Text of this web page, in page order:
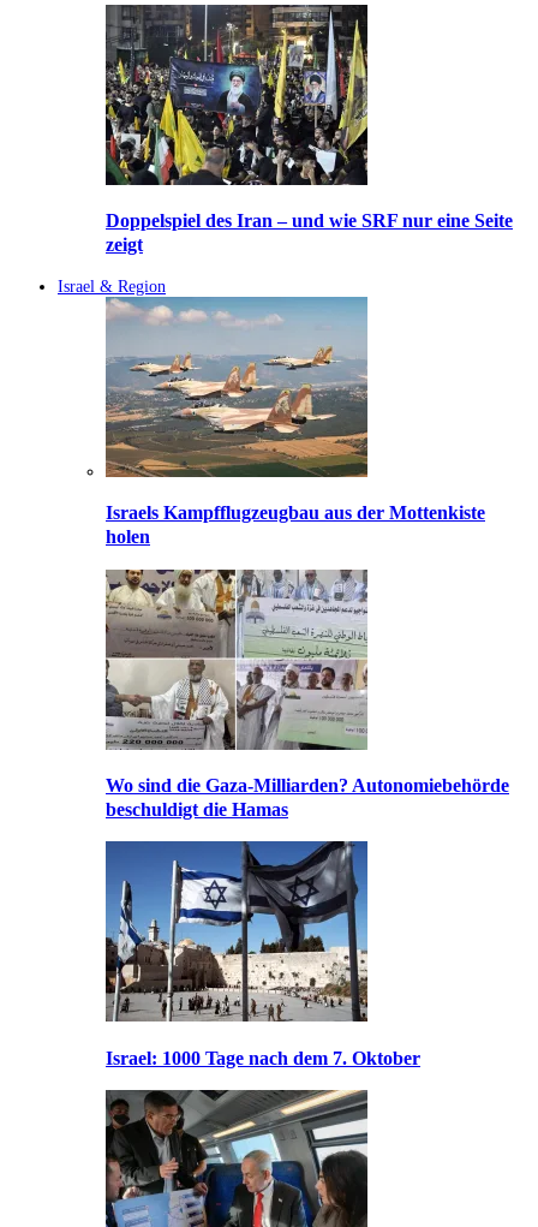
Doppelspiel des Iran – und wie SRF nur eine Seite
zeigt
Israel & Region
Israels Kampfflugzeugbau aus der Mottenkiste
holen
Wo sind die Gaza-Milliarden? Autonomiebehörde
beschuldigt die Hamas
Israel: 1000 Tage nach dem 7. Oktober